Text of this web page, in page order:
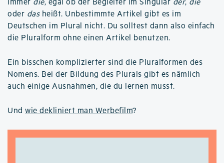
immer die, egal ob der Begleiter im Singular der, die
oder dasheißt. Unbestimmte Artikel gibt es im
Deutschen im Plural nicht. Du solltest dann also einfach
die Pluralform ohne einen Artikel benutzen.
Ein bisschen komplizierter sind die Pluralformen des
Nomens. Bei der Bildung des Plurals gibt es nämlich
auch einige Ausnahmen, die du lernen musst.
Und wie dekliniert man Werbefilm?